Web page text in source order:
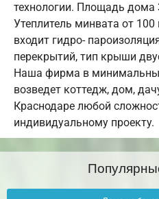
технологии. Площадь дома
Утеплитель минвата от
входит гидро-
перекрытий, тип крыши
Наша фирма в
возведет коттедж, дом,
Краснодаре любой
индивидуальному проекту.